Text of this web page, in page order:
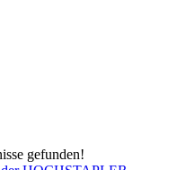
gefunden!